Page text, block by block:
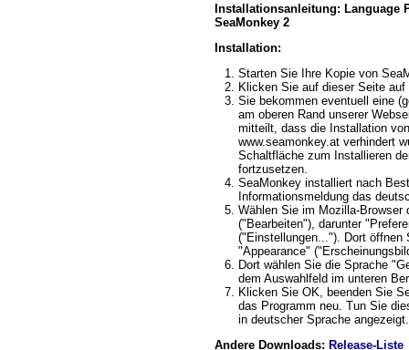
Installationsanleitung: Language
SeaMonkey 2
Installation:
Starten Sie Ihre Kopie von
Klicken Sie auf dieser Seite
Sie bekommen eventuell eine
am oberen Rand unserer
mitteilt, dass die Installation
www.seamonkey.at verhindert
Schaltfläche zum Installieren
fortzusetzen.
SeaMonkey installiert nach
Informationsmeldung das
Wählen Sie im Mozilla-Browser
("Bearbeiten"), darunter
("Einstellungen..."). Dort öffnen
"Appearance"
Dort wählen Sie die Sprache
dem Auswahlfeld im unteren
Klicken Sie OK, beenden Sie
das Programm neu. Tun Sie
in deutscher Sprache angezeigt.
Andere Downloads: Release-Liste